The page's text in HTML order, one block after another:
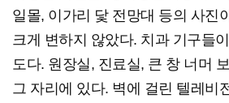
일몰, 이가리 닻 전망대 등의 사진
크게 변하지 않았다. 치과 기구들
도다. 원장실, 진료실, 큰 창 너머
그 자리에 있다. 벽에 걸린 텔레비